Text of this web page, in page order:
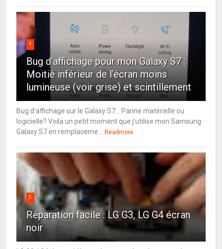
4
Bug d’affichage pour mon Galaxy S7 :
Moitié inférieur de l’écran moins
lumineuse (voir grise) et scintillement
Bug d’affichage sur le Galaxy S7… Panne matérielle ou
logicielle? Voila un petit moment que j’utilise mon Samsung
Galaxy S7 en remplaceme... Readmore
5
Réparation facile : LG G3, LG G4 écran
noir